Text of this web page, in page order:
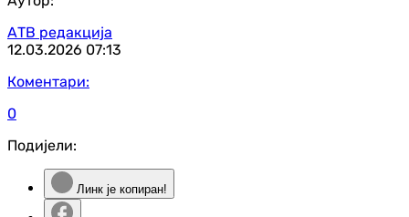
АТВ редакција
12.03.2026 07:13
Коментари:
0
Подијели:
Линк је копиран!